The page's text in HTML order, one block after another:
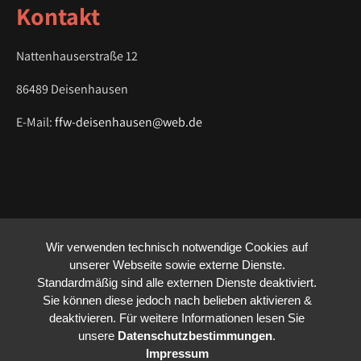
n
Kontakt
Nattenhauserstraße 12
86489 Deisenhausen
E-Mail:ffw-deisenhausen@web.de
Wir verwenden technisch notwendige Cookies auf
unserer Webseite sowie externe Dienste.
Standardmäßig sind alle externen Dienste deaktiviert.
Sie können diese jedoch nach belieben aktivieren &
deaktivieren. Für weitere Informationen lesen Sie
unsere Datenschutzbestimmungen.
Impressum